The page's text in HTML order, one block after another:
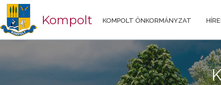
Kompolt KOMPOLT ÖNKORMÁNYZAT